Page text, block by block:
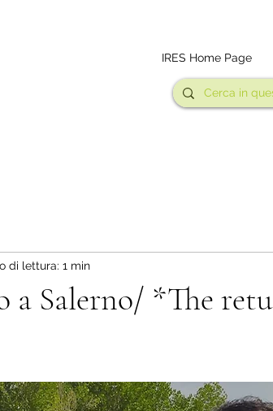
IRES Home Page
Salerno/ *The
di lettura: 1 min